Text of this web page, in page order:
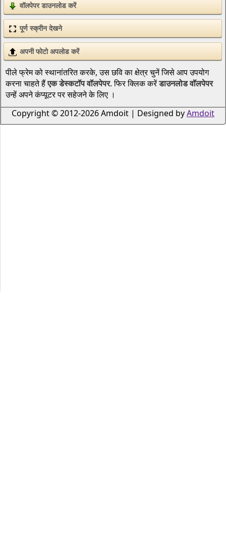
वॉलपेपर डाउनलोड करें
पूर्ण स्क्रीन देखने
अपनी फोटो अपलोड करें
पीले फ्रेम को स्थानांतरित करके, उस छवि का क्षेत्र चुनें जिसे आप उपयोग
करना चाहते हैंएक डेस्कटॉप वॉलपेपर. फिर क्लिक करेंडाउनलोड वॉलपेपर
उन्हें अपने कंप्यूटर पर सहेजने के लिए ।
Copyright © 2012-2026 Amdoit | Designed byAmdoit